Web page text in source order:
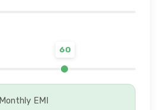
60
Monthly EMI